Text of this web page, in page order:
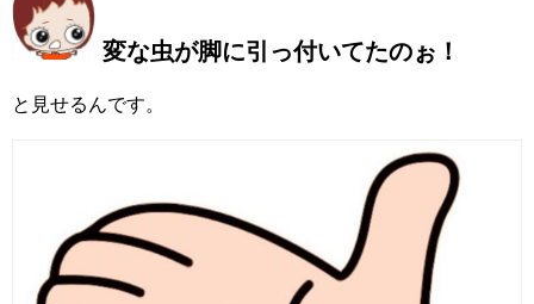
変な虫が脚に引っ付いてたのぉ！
と見せるんです。